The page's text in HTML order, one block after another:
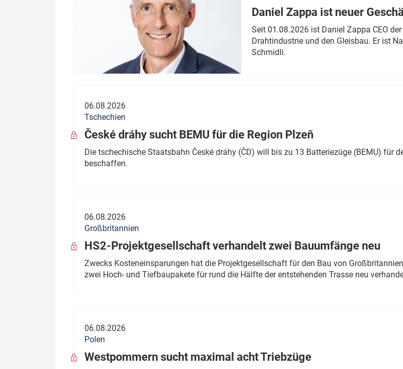
Daniel Zappa ist neuer
Seit 01.08.2026 ist Daniel Zappa CEO
Drahtindustrie und den Gleisbau. Er ist
Schmidli.
06.08.2026
Tschechien
České dráhy sucht BEMU für die Region Plzeň
Die tschechische Staatsbahn České dráhy (ČD) will bis zu 13 Batteriezüge (BEMU) für
beschaffen.
06.08.2026
Großbritannien
HS2-Projektgesellschaft verhandelt zwei Bauumfänge neu
Zwecks Kosteneinsparungen hat die Projektgesellschaft für den Bau von
zwei Hoch- und Tiefbaupakete für rund die Hälfte der entstehenden Trasse neu
06.08.2026
Polen
Westpommern sucht maximal acht Triebzüge